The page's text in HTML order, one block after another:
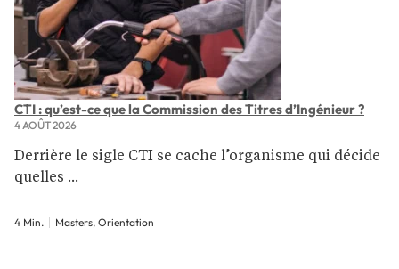
CTI : qu’est-ce que la Commission des Titres d’Ingénieur ?
4 AOÛT 2026
Derrière le sigle CTI se cache l’organisme qui décide
quelles ...
4 Min. Masters, Orientation